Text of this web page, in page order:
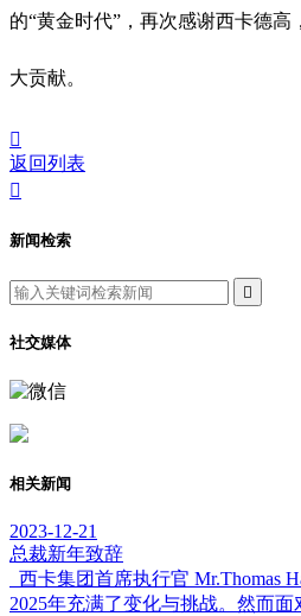
的“黄金时代”，再次感谢西卡德
大贡献。

返回列表

新闻检索

社交媒体
相关新闻
2023-12-21
总裁新年致辞
西卡集团首席执行官 Mr.Thomas
2025年充满了变化与挑战。然而